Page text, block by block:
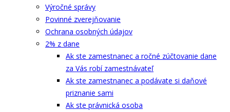
Výročné správy
Povinné zverejňovanie
Ochrana osobných údajov
2% z dane
Ak ste zamestnanec a ročné zúčtovanie dane
za Vás robí zamestnávateľ
Ak ste zamestnanec a podávate si daňové
priznanie sami
Ak ste právnická osoba